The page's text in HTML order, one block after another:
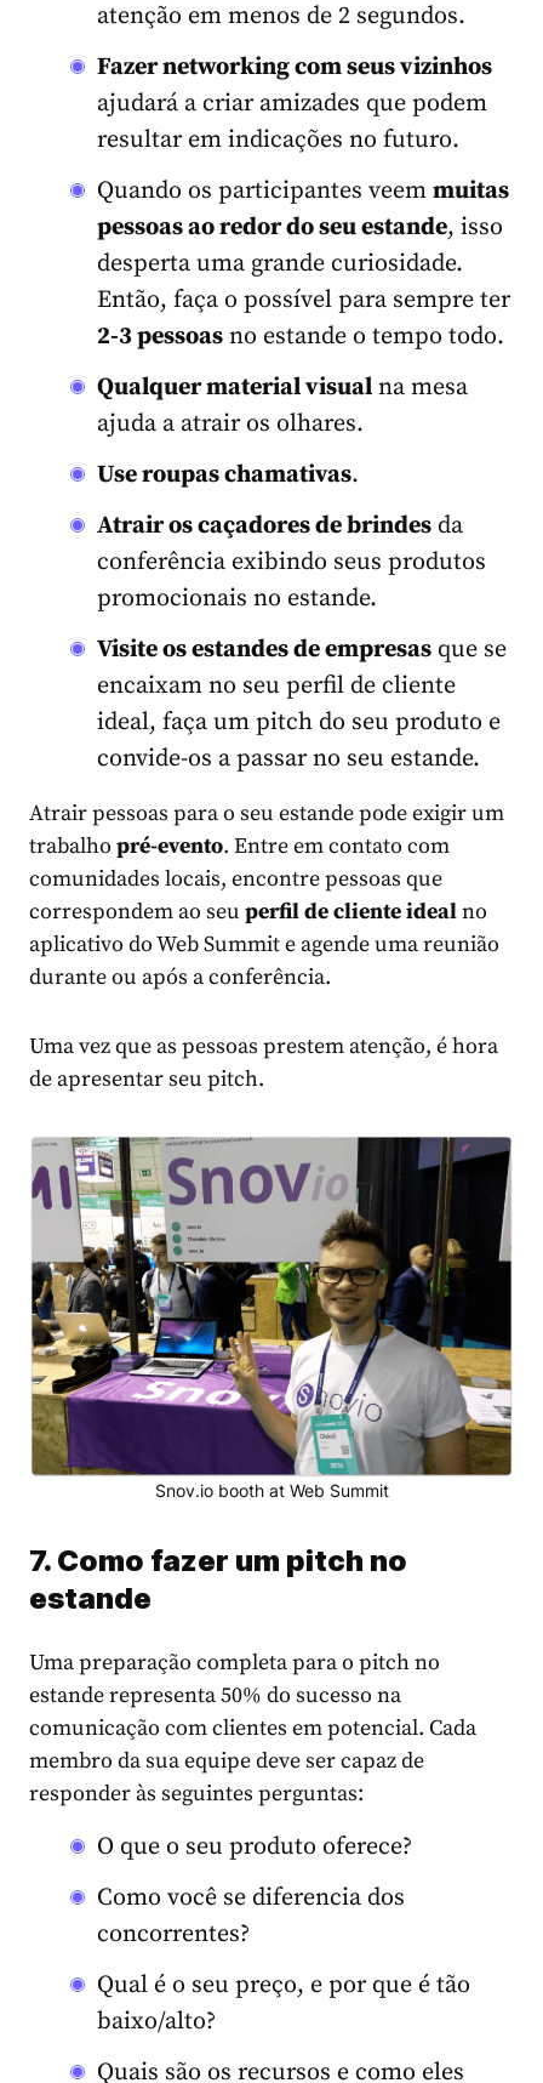
atenção em menos de 2 segundos.
Fazer networking com seus vizinhos
ajudará a criar amizades que podem
resultar em indicações no futuro.
Quando os participantes veem muitas
pessoas ao redor do seu estande, isso
desperta uma grande curiosidade.
Então, faça o possível para sempre ter
2-3 pessoas no estande o tempo todo.
Qualquer material visual na mesa
ajuda a atrair os olhares.
Use roupas chamativas.
Atrair os caçadores de brindes da
conferência exibindo seus produtos
promocionais no estande.
Visite os estandes de empresas que se
encaixam no seu perfil de cliente
ideal, faça um pitch do seu produto e
convide-os a passar no seu estande.
Atrair pessoas para o seu estande pode exigir um
trabalho pré-evento. Entre em contato com
comunidades locais, encontre pessoas que
correspondem ao seu perfil de cliente idealno
aplicativo do Web Summit e agende uma reunião
durante ou após a conferência.
Uma vez que as pessoas prestem atenção, é hora
de apresentar seu pitch.
Snov.io booth at Web Summit
7. Como fazer um pitch no
estande
Uma preparação completa para o pitch no
estande representa 50% do sucesso na
comunicação com clientes em potencial. Cada
membro da sua equipe deve ser capaz de
responder às seguintes perguntas:
O que o seu produto oferece?
Como você se diferencia dos
concorrentes?
Qual é o seu preço, e por que é tão
baixo/alto?
Quais são os recursos e como eles